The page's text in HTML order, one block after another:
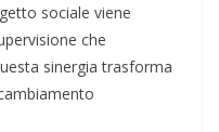
sociale viene
che
sinergia trasforma